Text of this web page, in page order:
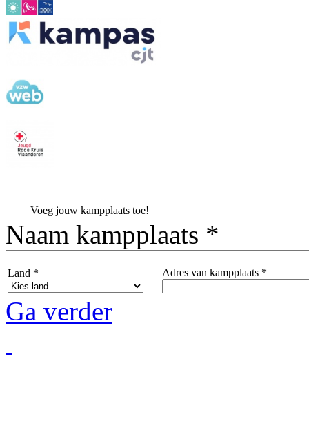
Voeg jouw kampplaats toe!
Naam kampplaats *
Land * Adres van kampplaats *
Ga verder